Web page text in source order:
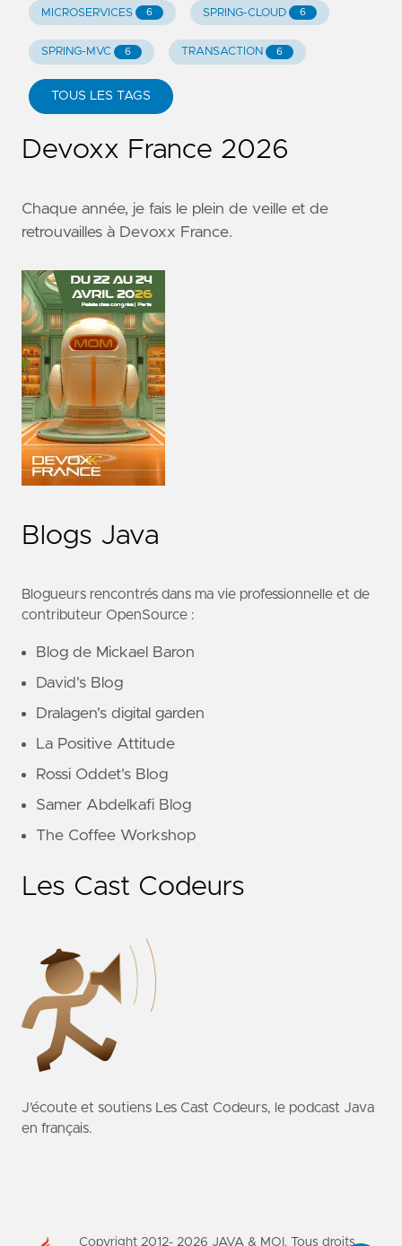
MICROSERVICES 6 SPRING-CLOUD 6
SPRING-MVC 6 TRANSACTION 6
TOUS LES TAGS
Devoxx France 2026
Chaque année, je fais le plein de veille et de
retrouvailles à Devoxx France.
Blogs Java
Blogueurs rencontrés dans ma vie professionnelle et de
contributeur OpenSource :
Blog de Mickael Baron
David's Blog
Dralagen's digital garden
La Positive Attitude
Rossi Oddet's Blog
Samer Abdelkafi Blog
The Coffee Workshop
Les Cast Codeurs
J'écoute et soutiens Les Cast Codeurs, le podcast Java
en français.
Copyright 2012- 2026 JAVA & MOI. Tous droits